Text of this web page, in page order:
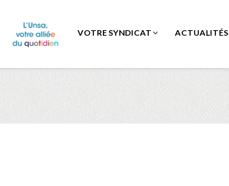
VOTRE SYNDICAT ACTUALITÉS